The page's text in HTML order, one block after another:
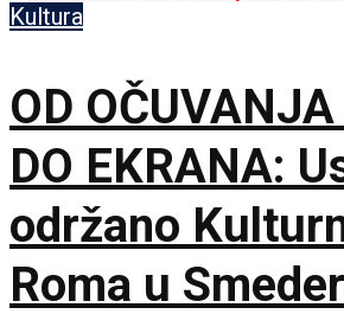
Kultura
OD
DO EKRANA:
održano
Roma u